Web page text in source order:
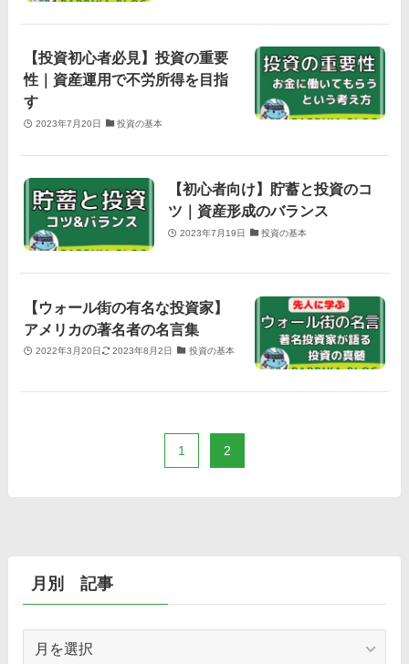
【投資初心者必見】投資の重要
性｜資産運用で不労所得を目指
す
2023年7月20日 投資の基本
【初心者向け】貯蓄と投資のコ
ツ｜資産形成のバランス
2023年7月19日 投資の基本
【ウォール街の有名な投資家】
アメリカの著名者の名言集
2022年3月20日 2023年8月2日 投資の基本
1 2
月別 記事